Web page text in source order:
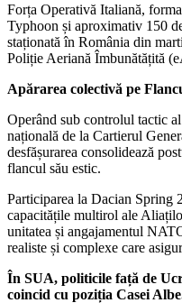
Forța Operativă Italiană,
Typhoon și aproximativ 150
staționată în România din
Poliție Aeriană Îmbunătățită
Apărarea colectivă pe
Operând sub controlul tactic
națională de la Cartierul
desfășurarea consolidează
flancul său estic.
Participarea la Dacian Spring
capacitățile multirol ale
unitatea și angajamentul
realiste și complexe care
În SUA, politicile față de
coincid cu poziția Casei